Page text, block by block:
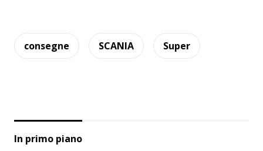
consegne SCANIA Super
In primo piano